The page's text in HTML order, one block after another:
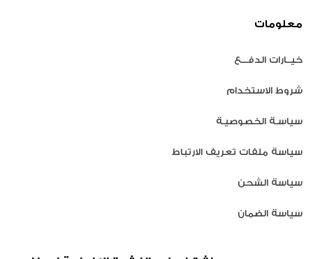
معلومات
خيــارات الدفـــع
شروط الاستخدام
سياسـة الخصوصيـة
سياسة ملفات تعريف الارتباط
سياسة الشحن
سياسة الضمان